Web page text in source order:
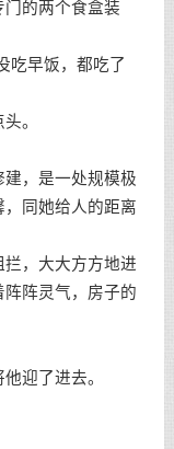
的两个食盒装
吃早饭，都吃了
。
，是一处规模极
同她给人的距离
，大大方方地进
阵阵灵气，房子的
迎了进去。